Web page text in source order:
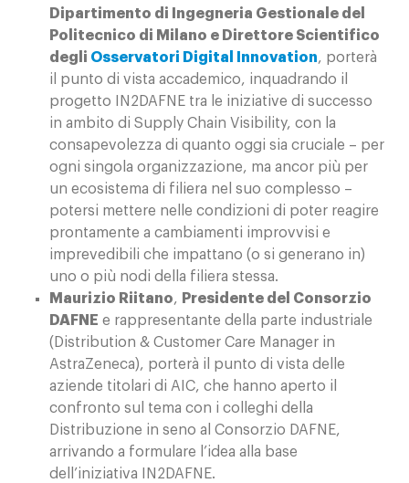
Dipartimento di Ingegneria Gestionale del
Politecnico di Milano e Direttore Scientifico
degli Osservatori Digital Innovation, porterà
il punto di vista accademico, inquadrando il
progetto IN2DAFNE tra le iniziative di successo
in ambito di Supply Chain Visibility, con la
consapevolezza di quanto oggi sia cruciale – per
ogni singola organizzazione, ma ancor più per
un ecosistema di filiera nel suo complesso –
potersi mettere nelle condizioni di poter reagire
prontamente a cambiamenti improvvisi e
imprevedibili che impattano (o si generano in)
uno o più nodi della filiera stessa.
Maurizio Riitano,
Presidente del Consorzio
DAFNE e rappresentante della parte industriale
(Distribution & Customer Care Manager in
AstraZeneca), porterà il punto di vista delle
aziende titolari di AIC, che hanno aperto il
confronto sul tema con i colleghi della
Distribuzione in seno al Consorzio DAFNE,
arrivando a formulare l’idea alla base
dell’iniziativa IN2DAFNE.